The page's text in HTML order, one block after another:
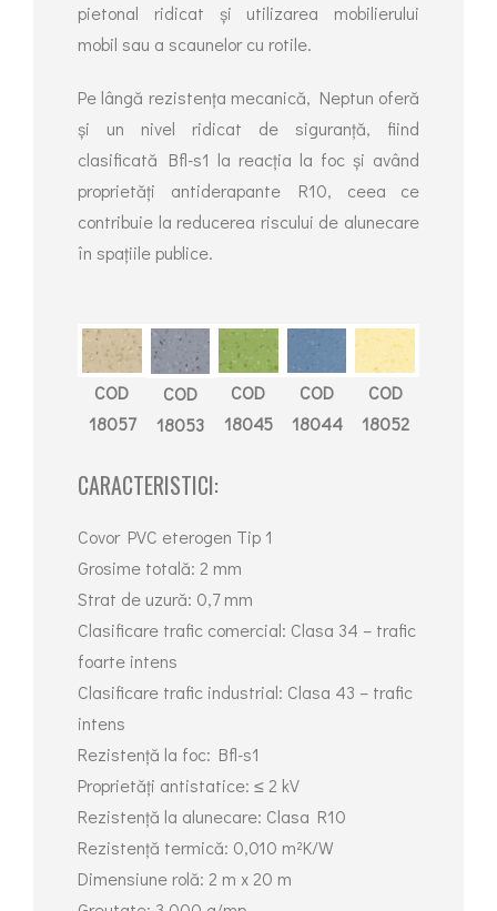
pietonal ridicat și utilizarea mobilierului
mobil sau a scaunelor cu rotile.
Pe lângă rezistența mecanică, Neptun oferă
și un nivel ridicat de siguranță, fiind
clasificată Bfl-s1 la reacția la foc și având
proprietăți antiderapante R10, ceea ce
contribuie la reducerea riscului de alunecare
în spațiile publice.
COD
18057
COD
18053
COD
18045
COD
18044
COD
18052
CARACTERISTICI:
Covor PVC eterogen Tip 1
Grosime totală: 2 mm
Strat de uzură: 0,7 mm
Clasificare trafic comercial: Clasa 34 – trafic
foarte intens
Clasificare trafic industrial: Clasa 43 – trafic
intens
Rezistență la foc: Bfl-s1
Proprietăți antistatice: ≤ 2 kV
Rezistență la alunecare: Clasa R10
Rezistență termică: 0,010 m²K/W
Dimensiune rolă: 2 m x 20 m